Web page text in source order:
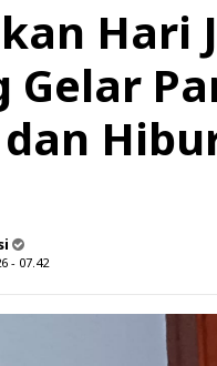
Hari
Gelar
- 07.42